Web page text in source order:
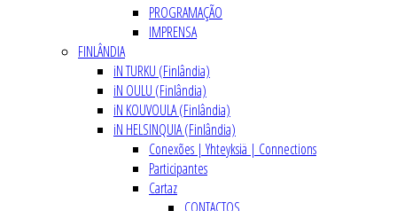
PROGRAMAÇÃO
IMPRENSA
FINLÂNDIA
iN TURKU (Finlândia)
iN OULU (Finlândia)
iN KOUVOULA (Finlândia)
iN HELSINQUIA (Finlândia)
Conexões | Yhteyksiä | Connections
Participantes
Cartaz